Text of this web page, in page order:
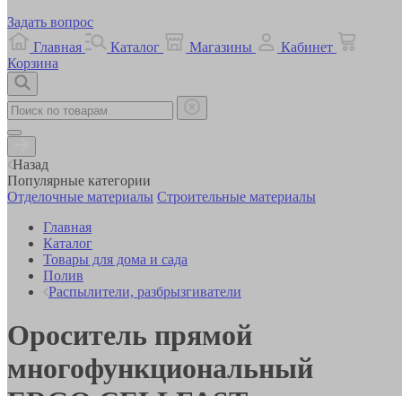
Задать вопрос
Главная
Каталог Магазины
Кабинет
Корзина
Назад
Популярные категории
Отделочные материалы Строительные материалы
Главная
Каталог
Товары для дома и сада
Полив
Распылители, разбрызгиватели
Ороситель прямой
многофункциональный